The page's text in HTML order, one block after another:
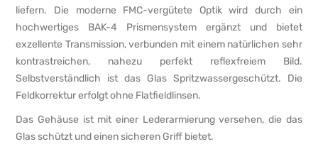
liefern. Die moderne FMC-vergütete Optik wird durch ein
hochwertiges BAK-4 Prismensystem ergänzt und bietet
exzellente Transmission, verbunden mit einem natürlichen sehr
kontrastreichen, nahezu perfekt reflexfreiem Bild.
Selbstverständlich ist das Glas Spritzwassergeschützt. Die
Feldkorrektur erfolgt ohne Flatfieldlinsen.
Das Gehäuse ist mit einer Lederarmierung versehen, die das
Glas schützt und einen sicheren Griff bietet.